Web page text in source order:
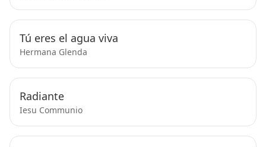
Tú eres el agua viva
Hermana Glenda
Radiante
Iesu Communio